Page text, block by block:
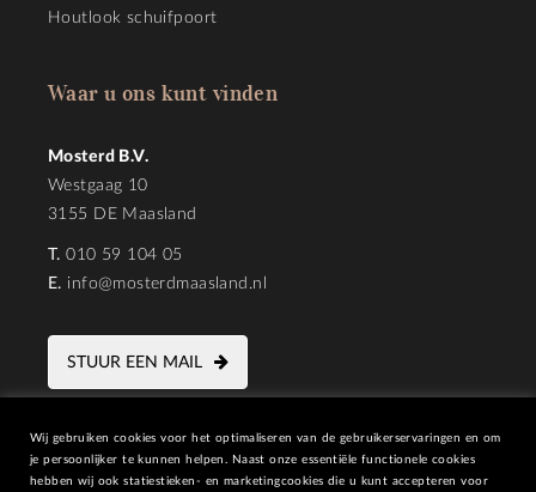
Houtlook schuifpoort
Waar u ons kunt vinden
Mosterd B.V.
Westgaag 10
3155 DE Maasland
T. 010 59 104 05
E. info@mosterdmaasland.nl
STUUR EEN MAIL
Wij gebruiken cookies voor het optimaliseren van de gebruikerservaringen en om
je persoonlijker te kunnen helpen. Naast onze essentiële functionele cookies
hebben wij ook statiestieken- en marketingcookies die u kunt accepteren voor